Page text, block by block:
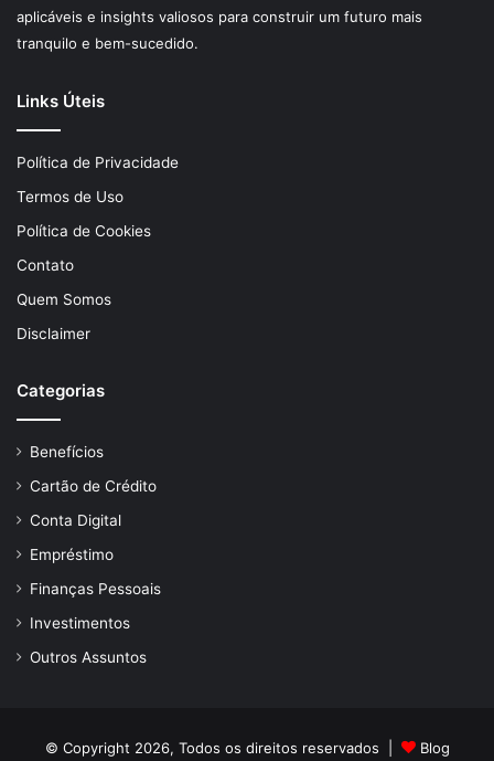
aplicáveis e insights valiosos para construir um futuro mais
tranquilo e bem-sucedido.
Links Úteis
Política de Privacidade
Termos de Uso
Política de Cookies
Contato
Quem Somos
Disclaimer
Categorias
Benefícios
Cartão de Crédito
Conta Digital
Empréstimo
Finanças Pessoais
Investimentos
Outros Assuntos
© Copyright 2026, Todos os direitos reservados | Blog